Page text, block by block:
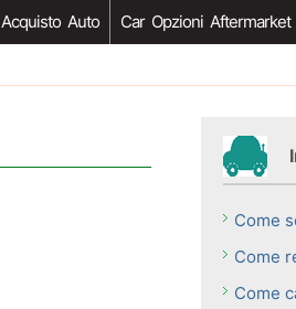
Acquisto Auto Car Opzioni Aftermarket
Come
Come
Come